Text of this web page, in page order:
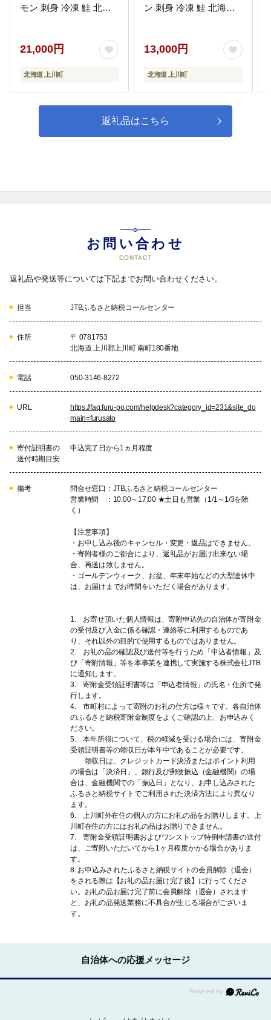
に関する事業
に関する事業に活用します。
に関する事業
町民によるまちづくり活動の推進
に関する事業に活用します。
その他目的達成のために町長が必
モン 刺身 冷凍 鮭 北海
ョ 高級 贈答 生食用 魚
介類 厚切り 薄切り ふる
さと納税 北海道 上川町
21,000円
北海道 上川町
ン 刺身 冷凍 鮭 北海道
高級 贈答 生食用 魚介類
厚切り 薄切り ふるさと
納税 北海道 上川町 】
13,000円
北海道 上川町
返礼品はこちら
お問い合わせ
CONTACT
返礼品や発送等については下記までお問い合わせください。
担当 JTBふるさと納税コールセンター
住所
〒 0781753
北海道 上川郡上川町 南町180番地
電話 050-3146-8272
URL
https://faq.furu-po.com/helpdesk?category_id=231&site_do
main=furusato
寄付証明書の
送付時期目安
申込完了日から1ヵ月程度
備考
問合せ窓口：JTBふるさと納税コールセンター
営業時間 ：10:00～17:00 ★土日も営業（1/1～1/3を除
く）
【注意事項】
・お申し込み後のキャンセル・変更・返品はできません。
・寄附者様のご都合により、返礼品がお届け出来ない場
合、再送は致しません。
・ゴールデンウィーク、お盆、年末年始などの大型連休中
は、お届けまでお時間をいただく場合があります。
1. お寄せ頂いた個人情報は、寄附申込先の自治体が寄附金
の受付及び入金に係る確認・連絡等に利用するものであ
り、それ以外の目的で使用するものではありません。
2. お礼の品の確認及び送付等を行うため「申込者情報」及
び「寄附情報」等を本事業を連携して実施する株式会社JTB
に通知します。
3. 寄附金受領証明書等は「申込者情報」の氏名・住所で発
行します。
4. 市町村によって寄附のお礼の仕方は様々です。各自治体
のふるさと納税寄附金制度をよくご確認の上、お申込みく
ださい。
5. 本年所得について、税の軽減を受ける場合には、寄附金
受領証明書等の領収日が本年中であることが必要です。
領収日は、クレジットカード決済またはポイント利用
の場合は「決済日」、銀行及び郵便振込（金融機関）の場
合は、金融機関での「振込日」となり、お申し込みされた
ふるさと納税サイトでご利用された決済方法により異なり
ます。
6. 上川町外在住の個人の方にお礼の品をお贈りします。上
川町在住の方にはお礼の品はお贈りできません。
7. 寄附金受領証明書およびワンストップ特例申請書の送付
は、ご寄附いただいてから1ヶ月程度かかる場合がありま
す。
8. お申込みされたふるさと納税サイトの会員解除（退会）
をされる際は【お礼の品お届け完了後】に行ってくださ
い。お礼の品お届け完了前に会員解除（退会）されます
と、お礼の品発送業務に不具合が生じる場合がございま
す。
自治体への応援メッセージ